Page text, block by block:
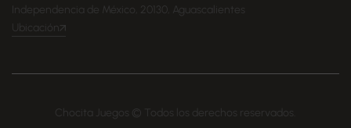
Independencia de México, 20130, Aguascalientes
Ubicación
Chocita Juegos © Todos los derechos reservados.